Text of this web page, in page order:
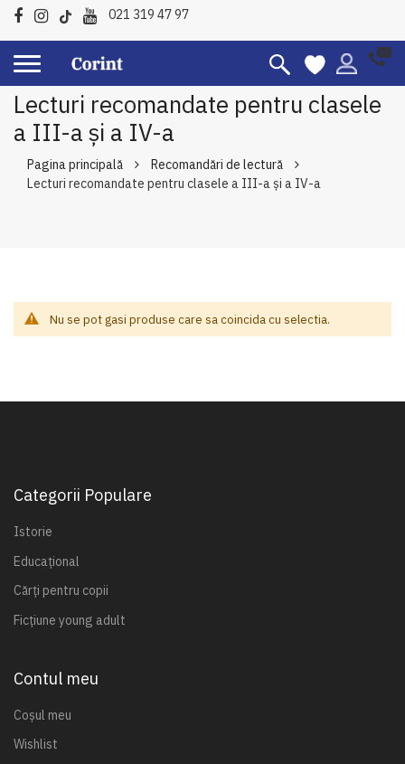
021 319 47 97
Lecturi recomandate pentru clasele
a III-a şi a IV-a
Pagina principală
Recomandări de lectură
Lecturi recomandate pentru clasele a III-a şi a IV-a
Nu se pot gasi produse care sa coincida cu selectia.
Categorii Populare
Istorie
Educațional
Cărți pentru copii
Ficțiune young adult
Contul meu
Coșul meu
Wishlist